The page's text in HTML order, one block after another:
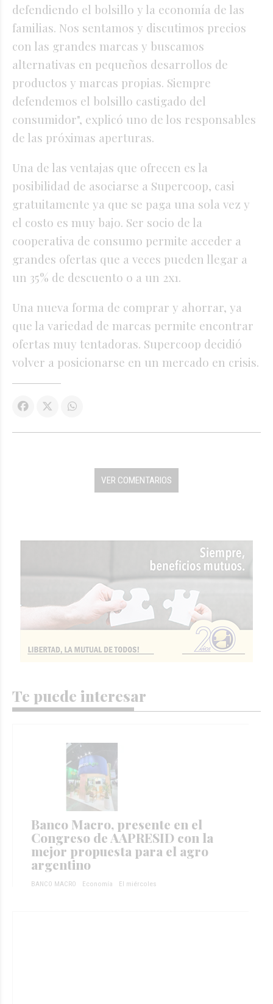
defendiendo el bolsillo y la economía de las
familias. Nos sentamos y discutimos precios
con las grandes marcas y buscamos
alternativas en pequeños desarrollos de
productos y marcas propias. Siempre
defendemos el bolsillo castigado del
consumidor", explicó uno de los responsables
de las próximas aperturas.
Una de las ventajas que ofrecen es la
posibilidad de asociarse a Supercoop, casi
gratuitamente ya que se paga una sola vez y
el costo es muy bajo. Ser socio de la
cooperativa de consumo permite acceder a
grandes ofertas que a veces pueden llegar a
un 35% de descuento o a un 2x1.
Una nueva forma de comprar y ahorrar, ya
que la variedad de marcas permite encontrar
ofertas muy tentadoras. Supercoop decidió
volver a posicionarse en un mercado en crisis.
VER COMENTARIOS
Te puede interesar
Banco Macro, presente en el
Congreso de AAPRESID con la
mejor propuesta para el agro
argentino
BANCO MACRO Economía El miércoles